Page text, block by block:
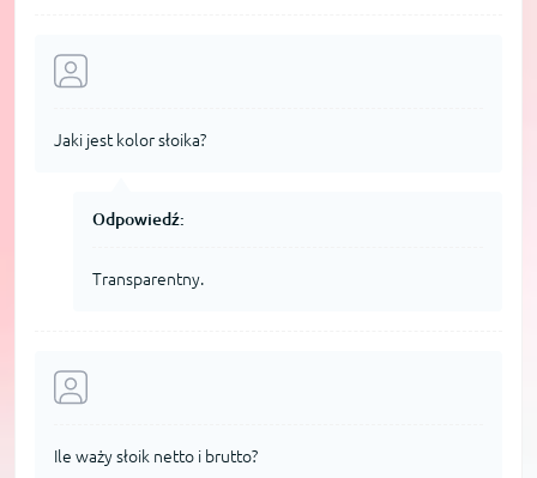
Jaki jest kolor słoika?
Odpowiedź:
Transparentny.
Ile waży słoik netto i brutto?